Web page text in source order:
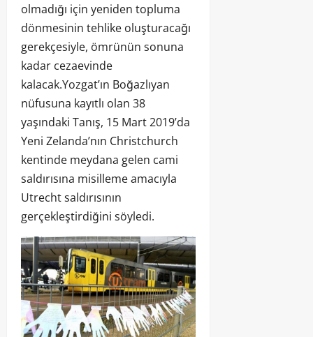
olmadığı için yeniden topluma
dönmesinin tehlike oluşturacağı
gerekçesiyle, ömrünün sonuna
kadar cezaevinde
kalacak.Yozgat’ın Boğazlıyan
nüfusuna kayıtlı olan 38
yaşındaki Tanış, 15 Mart 2019’da
Yeni Zelanda’nın Christchurch
kentinde meydana gelen cami
saldırısına misilleme amacıyla
Utrecht saldırısının
gerçekleştirdiğini söyledi.